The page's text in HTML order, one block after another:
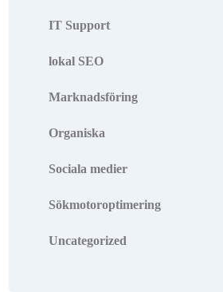
IT Support
lokal SEO
Marknadsföring
Organiska
Sociala medier
Sökmotoroptimering
Uncategorized